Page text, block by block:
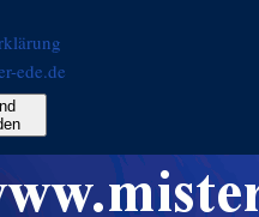
ede.de